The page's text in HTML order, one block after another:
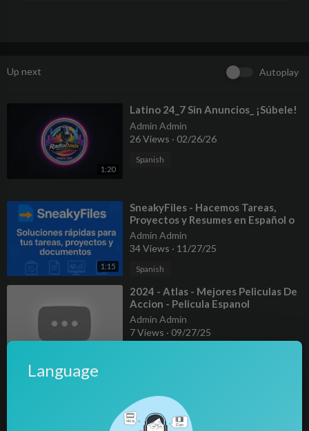
Up next Autoplay
1:20
⁣Latino 24_7 Sin Anuncios_ ¡Súbele!
Admin Admin
26 Views · 02/26/26
Spanish
1:15
⁣SneakyFiles - Hacemos Tareas,
Proyectos y Resumes en Español o
Inglés
Admin Admin
34 Views · 11/27/25
Spanish
⁣2024 - Atlas - Mejores Peliculas De
Accion - Pelicula Espanol
Admin Admin
7 Views · 09/27/25
Formación Y Belleza De Los
Ejemplares
Banca Los Rebeldes
29 Views ·09/26/25
Language